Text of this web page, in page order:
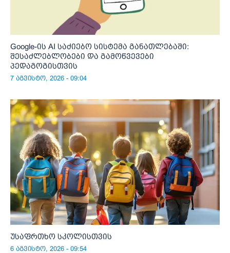
Google-ის AI საძიებო სისტემა განათლებაში:
შესაძლებლობები და გამოწვევები
პედაგოგისთვის
7 აგვისტო, 2026 - 09:04
უსაფრთხო სკოლისთვის
6 აგვისტო, 2026 - 09:54